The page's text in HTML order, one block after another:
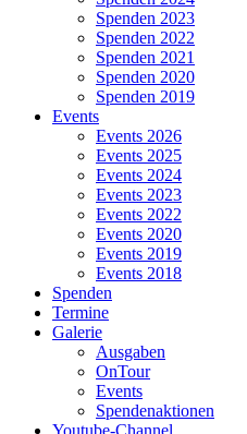
Spenden 2023
Spenden 2022
Spenden 2021
Spenden 2020
Spenden 2019
Events
Events 2026
Events 2025
Events 2024
Events 2023
Events 2022
Events 2020
Events 2019
Events 2018
Spenden
Termine
Galerie
Ausgaben
OnTour
Events
Spendenaktionen
Youtube-Channel